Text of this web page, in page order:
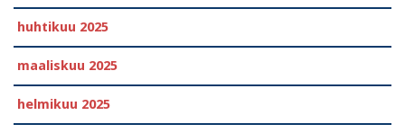
huhtikuu 2025
maaliskuu 2025
helmikuu 2025